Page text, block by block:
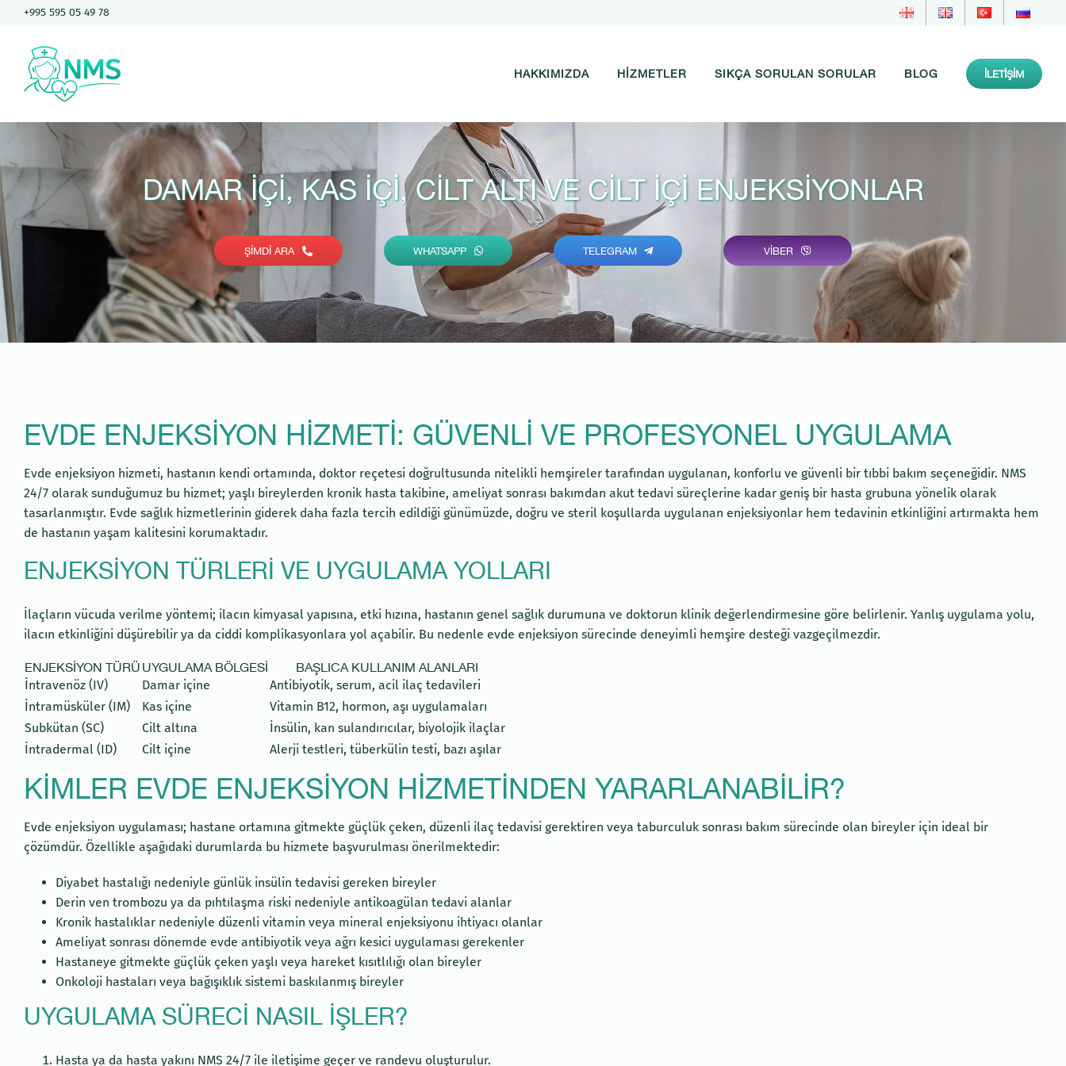
content
+995 595 05 49 78
HAKKIMIZDA HIZMETLER SIKÇA SORULAN SORULAR BLOG İLETIŞIM
DAMAR İÇI, KAS İÇI, CILT ALTI VE CILT İÇI ENJEKSIYONLAR
ŞIMDI ARA WHATSAPP TELEGRAM VIBER
EVDE ENJEKSIYON HIZMETI: GÜVENLI VE PROFESYONEL UYGULAMA
Evde enjeksiyon hizmeti, hastanın kendi ortamında, doktor reçetesi doğrultusunda nitelikli hemşireler tarafından uygulanan, konforlu ve güvenli bir tıbbi bakım seçeneğidir. NMS
24/7 olarak sunduğumuz bu hizmet; yaşlı bireylerden kronik hasta takibine, ameliyat sonrası bakımdan akut tedavi süreçlerine kadar geniş bir hasta grubuna yönelik olarak
tasarlanmıştır. Evde sağlık hizmetlerinin giderek daha fazla tercih edildiği günümüzde, doğru ve steril koşullarda uygulanan enjeksiyonlar hem tedavinin etkinliğini artırmakta hem
de hastanın yaşam kalitesini korumaktadır.
ENJEKSIYON TÜRLERI VE UYGULAMA YOLLARI
İlaçların vücuda verilme yöntemi; ilacın kimyasal yapısına, etki hızına, hastanın genel sağlık durumuna ve doktorun klinik değerlendirmesine göre belirlenir. Yanlış uygulama yolu,
ilacın etkinliğini düşürebilir ya da ciddi komplikasyonlara yol açabilir. Bu nedenle evde enjeksiyon sürecinde deneyimli hemşire desteği vazgeçilmezdir.
ENJEKSIYON TÜRÜ UYGULAMA BÖLGESI BAŞLICA KULLANIM ALANLARI
İntravenöz (IV) Damar içine
Antibiyotik, serum, acil ilaç tedavileri
İntramüsküler (IM)
Kas içine
Vitamin B12, hormon, aşı uygulamaları
Subkütan (SC)
Cilt altına
İnsülin, kan sulandırıcılar, biyolojik ilaçlar
İntradermal (ID)
Cilt içine Alerji testleri, tüberkülin testi, bazı aşılar
KIMLER EVDE ENJEKSIYON HIZMETINDEN YARARLANABILIR?
Evde enjeksiyon uygulaması; hastane ortamına gitmekte güçlük çeken, düzenli ilaç tedavisi gerektiren veya taburculuk sonrası bakım sürecinde olan bireyler için ideal bir
çözümdür. Özellikle aşağıdaki durumlarda bu hizmete başvurulması önerilmektedir:
Diyabet hastalığı nedeniyle günlük insülin tedavisi gereken bireyler
Derin ven trombozu ya da pıhtılaşma riski nedeniyle antikoagülan tedavi alanlar
Kronik hastalıklar nedeniyle düzenli vitamin veya mineral enjeksiyonu ihtiyacı olanlar
Ameliyat sonrası dönemde evde antibiyotik veya ağrı kesici uygulaması gerekenler
Hastaneye gitmekte güçlük çeken yaşlı veya hareket kısıtlılığı olan bireyler
Onkoloji hastaları veya bağışıklık sistemi baskılanmış bireyler
UYGULAMA SÜRECI NASIL İŞLER?
Hasta ya da hasta yakını NMS 24/7 ile iletişime geçer ve randevu oluşturulur.